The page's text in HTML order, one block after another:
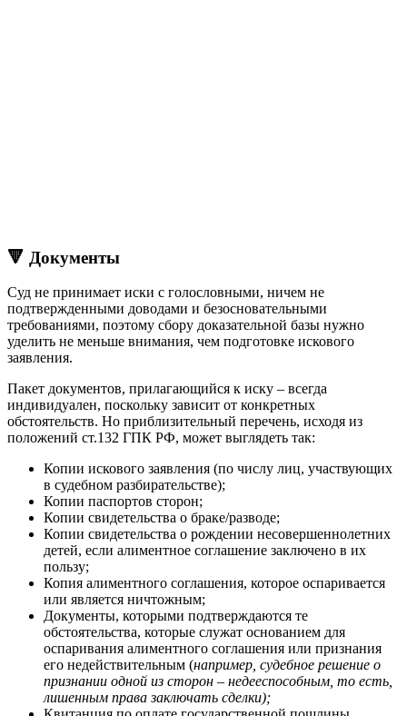
🔻 Документы
Cуд не принимает иски с голословными, ничем не
подтвержденными доводами и безосновательными
требованиями, поэтому сбору доказательной базы нужно
уделить не меньше внимания, чем подготовке искового
заявления.
Пакет документов, прилагающийся к иску – всегда
индивидуален, поскольку зависит от конкретных
обстоятельств. Но приблизительный перечень, исходя из
положений ст.132 ГПК РФ, может выглядеть так:
Копии искового заявления (по числу лиц, участвующих
в судебном разбирательстве);
Копии паспортов сторон;
Копии свидетельства о браке/разводе;
Копии свидетельства о рождении несовершеннолетних
детей, если алиментное соглашение заключено в их
пользу;
Копия алиментного соглашения, которое оспаривается
или является ничтожным;
Документы, которыми подтверждаются те
обстоятельства, которые служат основанием для
оспаривания алиментного соглашения или признания
его недействительным (например, судебное решение о
признании одной из сторон – недееспособным, то есть,
лишенным права заключать сделки);